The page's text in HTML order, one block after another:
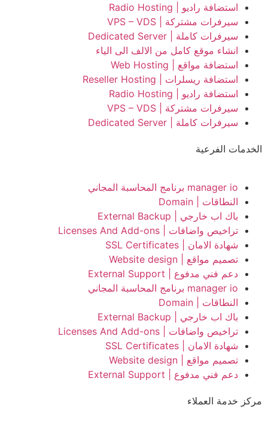
استضافة راديو | Radio Hosting
سيرفرات مشتركة | VPS – VDS
سيرفرات كاملة | Dedicated Server
انشاء موقع كامل من الالف الى الياء
استضافة مواقع | Web Hosting
استضافة ريسلرات | Reseller Hosting
استضافة راديو | Radio Hosting
سيرفرات مشتركة | VPS – VDS
سيرفرات كاملة | Dedicated Server
الخدمات الفرعية
manager io برنامج المحاسبة المجاني
النطاقات | Domain
باك اب خارجي | External Backup
تراخيص واضافات | Licenses And Add-ons
شهادة الامان | SSL Certificates
تصميم مواقع | Website design
دعم فني مدفوع | External Support
manager io برنامج المحاسبة المجاني
النطاقات | Domain
باك اب خارجي | External Backup
تراخيص واضافات | Licenses And Add-ons
شهادة الامان | SSL Certificates
تصميم مواقع | Website design
دعم فني مدفوع | External Support
مركز خدمة العملاء